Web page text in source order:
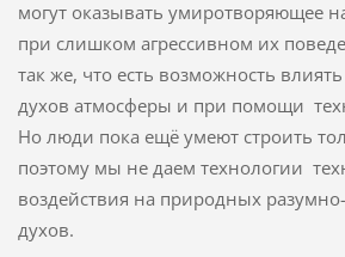
могут оказывать умиротворяющее
при слишком агрессивном их
так же, что есть возможность
духов атмосферы и при помощи
Но люди пока ещё умеют строить
поэтому мы не даем технологии
воздействия на природных
духов.